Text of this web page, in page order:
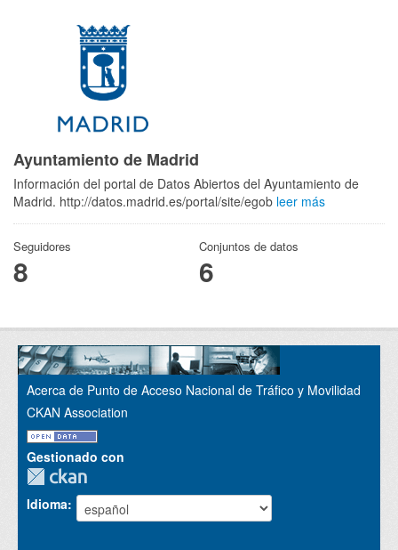
Ayuntamiento de Madrid
Información del portal de Datos Abiertos del Ayuntamiento de
Madrid. http://datos.madrid.es/portal/site/egob leer más
Seguidores
8
Conjuntos de datos
6
Acerca de Punto de Acceso Nacional de Tráfico y Movilidad
CKAN Association
Gestionado con
Idioma